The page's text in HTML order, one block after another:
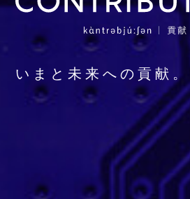
いまと未来への貢献。